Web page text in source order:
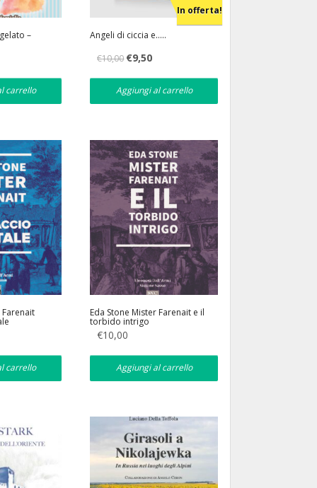
–
carrello
In offerta!
Angeli di ciccia e…..
€10,00 Il
originale
era:
€9,50Il
attuale
è:
Aggiungi al carrello
Farenait
carrello
Eda Stone Mister Farenait e il
torbido intrigo
€10,00
Aggiungi al carrello